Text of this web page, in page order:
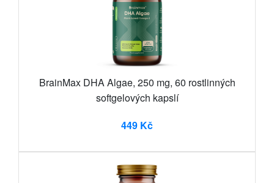
BrainMax DHA Algae, 250 mg, 60 rostlinných
softgelových kapslí
449 Kč